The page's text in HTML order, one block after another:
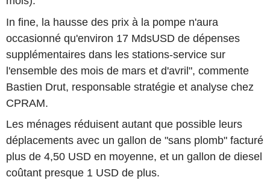
In fine, la hausse des prix à la pompe n'aura
occasionné qu'environ 17 MdsUSD de dépenses
supplémentaires dans les stations-service sur
l'ensemble des mois de mars et d'avril", commente
Bastien Drut, responsable stratégie et analyse chez
CPRAM.
Les ménages réduisent autant que possible leurs
déplacements avec un gallon de "sans plomb" facturé
plus de 4,50 USD en moyenne, et un gallon de diesel
coûtant presque 1 USD de plus.